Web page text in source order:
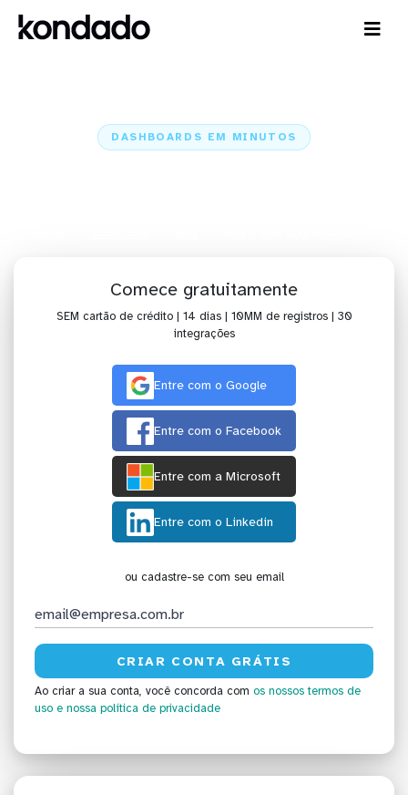
DASHBOARDS EM MINUTOS
Comece gratuitamente
SEM cartão de crédito | 14 dias | 10MM de registros | 30
integrações
Entre com o Google
Entre com o Facebook
Entre com a Microsoft
Entre com o Linkedin
ou cadastre-se com seu email
Ao criar a sua conta, você concorda com os nossos termos de
uso e nossa política de privacidade